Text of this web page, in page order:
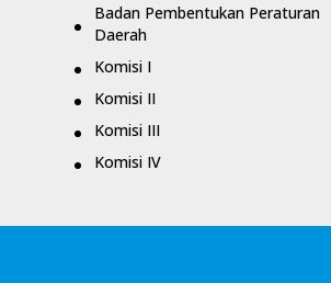
Badan Pembentukan Peraturan
Daerah
Komisi I
Komisi II
Komisi III
Komisi IV